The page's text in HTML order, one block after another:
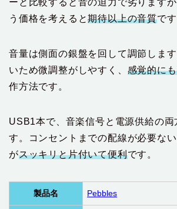
ーと比較すると音の迫力で劣ります
う価格を考えると期待以上の音質です
音量は側面の銀盤を回して調節しま
いため微調整がしやすく、 感覚的に
作方法です。
USB1本で、音楽信号と電源供給の両
す。コンセントまでの配線が必要な
がスッキリと片付いて便利です。
製品名 Pebbles